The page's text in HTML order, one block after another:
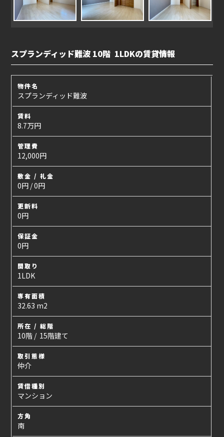
スプランディッド難波 10階 1LDKの賃貸情報
物件名
スプランディッド難波
賃料
8.7万円
管理費
12,000円
敷金 / 礼金
0円 / 0円
更新料
0円
保証金
0円
間取り
1LDK
専有面積
32.63 m2
所在 / 総階
10階 / 15階建て
取引態様
仲介
賃借種別
マンション
方角
南